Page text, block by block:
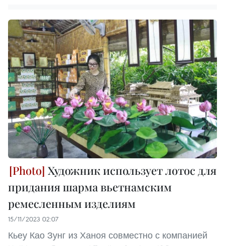
Художник использует лотос для
придания шарма вьетнамским
ремесленным изделиям
15/11/2023 02:07
Кьеу Као Зунг из Ханоя совместно с компанией